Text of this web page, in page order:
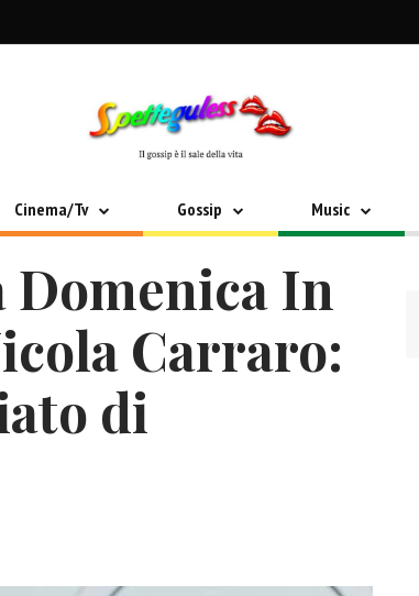
Cinema/Tv Gossip Music
Domenica In
Carraro:
di